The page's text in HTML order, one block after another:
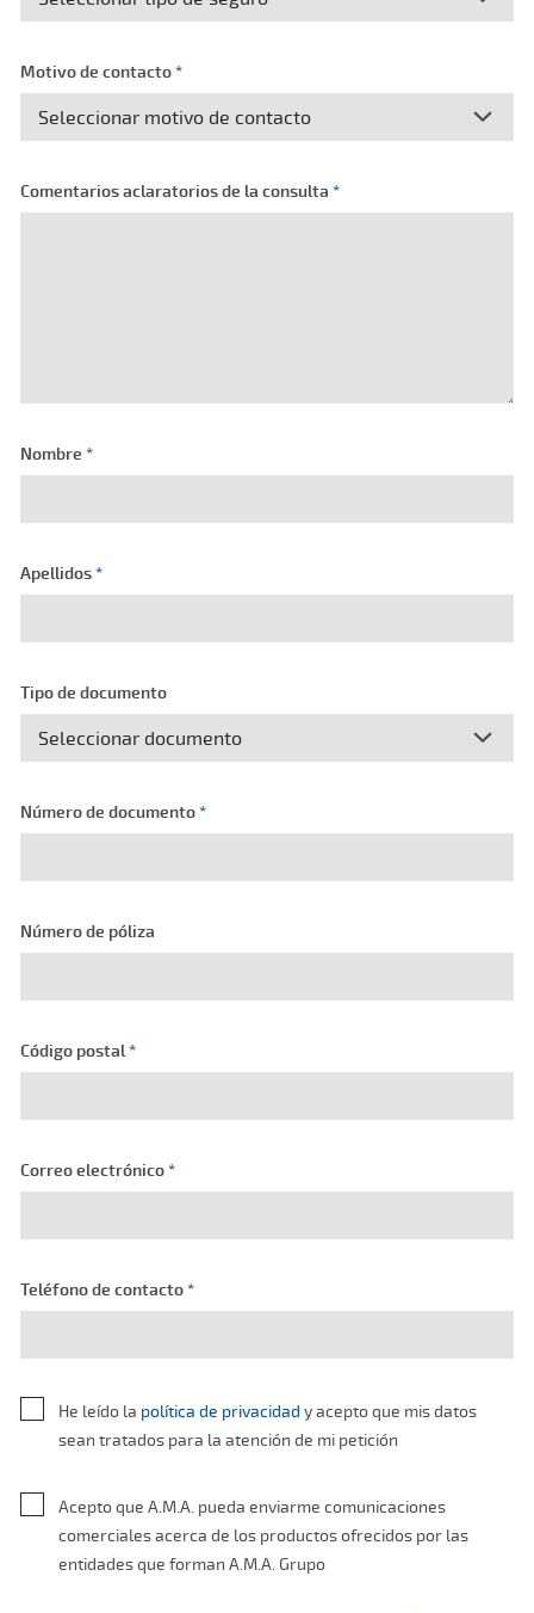
Motivo de contacto*
Comentarios aclaratorios de la consulta *
Nombre *
Apellidos*
Tipo de documento
Número de documento*
Número de póliza
Código postal *
Correo electrónico*
Teléfono de contacto*
He leído la política de privacidad y acepto que mis datos
sean tratados para la atención de mi petición
Acepto que A.M.A. pueda enviarme comunicaciones
comerciales acerca de los productos ofrecidos por las
entidades que forman A.M.A. Grupo